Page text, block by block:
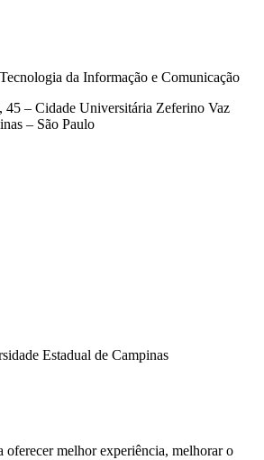
da Informação e Comunicação
45 – Cidade Universitária Zeferino Vaz
– São Paulo
Estadual de Campinas
oferecer melhor experiência, melhorar o